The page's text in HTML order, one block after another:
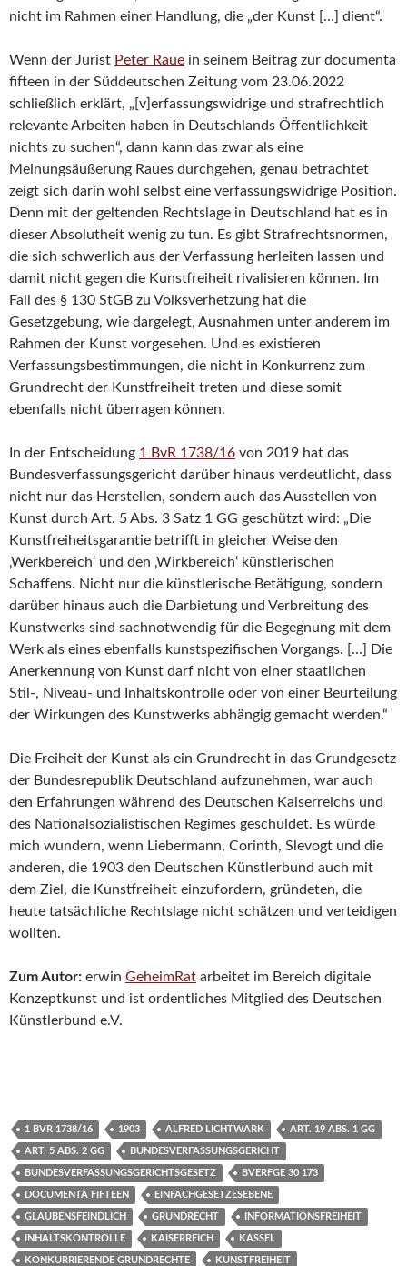
nicht im Rahmen einer Handlung, die „der Kunst […] dient“.
Wenn der Jurist Peter Raue in seinem Beitrag zur documenta
fifteen in der Süddeutschen Zeitung vom 23.06.2022
schließlich erklärt, „[v]erfassungswidrige und strafrechtlich
relevante Arbeiten haben in Deutschlands Öffentlichkeit
nichts zu suchen“, dann kann das zwar als eine
Meinungsäußerung Raues durchgehen, genau betrachtet
zeigt sich darin wohl selbst eine verfassungswidrige Position.
Denn mit der geltenden Rechtslage in Deutschland hat es in
dieser Absolutheit wenig zu tun. Es gibt Strafrechtsnormen,
die sich schwerlich aus der Verfassung herleiten lassen und
damit nicht gegen die Kunstfreiheit rivalisieren können. Im
Fall des § 130 StGB zu Volksverhetzung hat die
Gesetzgebung, wie dargelegt, Ausnahmen unter anderem im
Rahmen der Kunst vorgesehen. Und es existieren
Verfassungsbestimmungen, die nicht in Konkurrenz zum
Grundrecht der Kunstfreiheit treten und diese somit
ebenfalls nicht überragen können.
In der Entscheidung 1 BvR 1738/16 von 2019 hat das
Bundesverfassungsgericht darüber hinaus verdeutlicht, dass
nicht nur das Herstellen, sondern auch das Ausstellen von
Kunst durch Art. 5 Abs. 3 Satz 1 GG geschützt wird: „Die
Kunstfreiheitsgarantie betrifft in gleicher Weise den
‚Werkbereich‘ und den ‚Wirkbereich‘ künstlerischen
Schaffens. Nicht nur die künstlerische Betätigung, sondern
darüber hinaus auch die Darbietung und Verbreitung des
Kunstwerks sind sachnotwendig für die Begegnung mit dem
Werk als eines ebenfalls kunstspezifischen Vorgangs. […] Die
Anerkennung von Kunst darf nicht von einer staatlichen
Stil-, Niveau- und Inhaltskontrolle oder von einer Beurteilung
der Wirkungen des Kunstwerks abhängig gemacht werden.“
Die Freiheit der Kunst als ein Grundrecht in das Grundgesetz
der Bundesrepublik Deutschland aufzunehmen, war auch
den Erfahrungen während des Deutschen Kaiserreichs und
des Nationalsozialistischen Regimes geschuldet. Es würde
mich wundern, wenn Liebermann, Corinth, Slevogt und die
anderen, die 1903 den Deutschen Künstlerbund auch mit
dem Ziel, die Kunstfreiheit einzufordern, gründeten, die
heute tatsächliche Rechtslage nicht schätzen und verteidigen
wollten.
Zum Autor: erwin GeheimRat arbeitet im Bereich digitale
Konzeptkunst und ist ordentliches Mitglied des Deutschen
Künstlerbund e.V.
1 BVR 1738/16 1903 ALFRED LICHTWARK ART. 19 ABS. 1 GG
ART. 5 ABS. 2 GG BUNDESVERFASSUNGSGERICHT
BUNDESVERFASSUNGSGERICHTSGESETZ BVERFGE 30 173
DOCUMENTA FIFTEEN EINFACHGESETZESEBENE
GLAUBENSFEINDLICH GRUNDRECHT INFORMATIONSFREIHEIT
INHALTSKONTROLLE KAISERREICH KASSEL
KONKURRIERENDE GRUNDRECHTE KUNSTFREIHEIT